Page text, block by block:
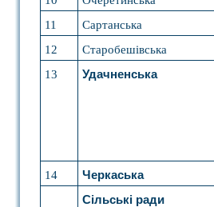
11
Сартанська
12
Старобешівська
13
Удачненська
14
Черкаська
Сільські ради